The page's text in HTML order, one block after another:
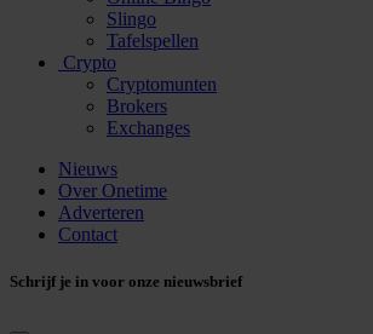
Slingo
Tafelspellen
Crypto
Cryptomunten
Brokers
Exchanges
Nieuws
Over Onetime
Adverteren
Contact
Schrijf je in voor onze nieuwsbrief